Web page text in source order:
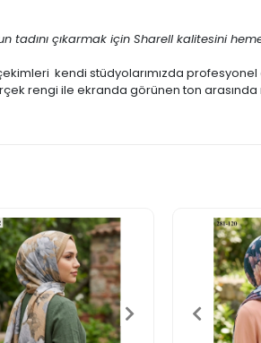
çıkarmak için Sharell kalitesini
kendi stüdyolarımızda profesyonel
rengi ile ekranda görünen ton